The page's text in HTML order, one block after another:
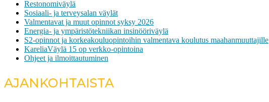
Restonomiväylä
Sosiaali- ja terveysalan väylät
Valmentavat ja muut opinnot syksy 2026
Energia- ja ympäristötekniikan insinööriväylä
S2-opinnot ja korkeakouluopintoihin valmentava koulutus maahanmuuttajille
KareliaVäylä 15 op verkko-opintoina
Ohjeet ja ilmoittautuminen
AJANKOHTAISTA